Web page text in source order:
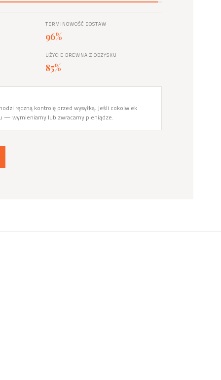
TERMINOWOŚĆ DOSTAW
96%
UŻYCIE DREWNA Z ODZYSKU
85%
ręczną kontrolę przed wysyłką. Jeśli cokolwiek
— wymieniamy lub zwracamy pieniądze.